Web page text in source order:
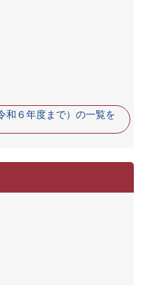
和６年度まで）の一覧を